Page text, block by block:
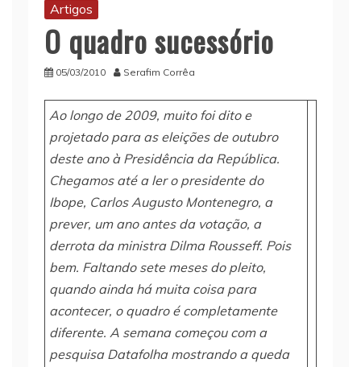
Artigos
O quadro sucessório
05/03/2010 Serafim Corrêa
Ao longo de 2009, muito foi dito e
projetado para as eleições de outubro
deste ano à Presidência da República.
Chegamos até a ler o presidente do
Ibope, Carlos Augusto Montenegro, a
prever, um ano antes da votação, a
derrota da ministra Dilma Rousseff. Pois
bem. Faltando sete meses do pleito,
quando ainda há muita coisa para
acontecer, o quadro é completamente
diferente. A semana começou com a
pesquisa Datafolha mostrando a queda